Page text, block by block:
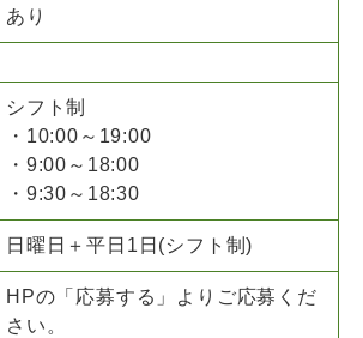
あり
シフト制
・10:00～19:00
・9:00～18:00
・9:30～18:30
日曜日＋平日1日(シフト制)
HPの「応募する」よりご応募くだ
さい。